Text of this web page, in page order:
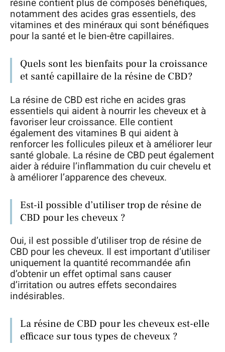
résine contient plus de composés bénéfiques,
notamment des acides gras essentiels, des
vitamines et des minéraux qui sont bénéfiques
pour la santé et le bien-être capillaires.
Quels sont les bienfaits pour la croissance
et santé capillaire de la résine de CBD?
La résine de CBD est riche en acides gras
essentiels qui aident à nourrir les cheveux et à
favoriser leur croissance. Elle contient
également des vitamines B qui aident à
renforcer les follicules pileux et à améliorer leur
santé globale. La résine de CBD peut également
aider à réduire l’inflammation du cuir chevelu et
à améliorer l’apparence des cheveux.
Est-il possible d’utiliser trop de résine de
CBD pour les cheveux ?
Oui, il est possible d’utiliser trop de résine de
CBD pour les cheveux. Il est important d’utiliser
uniquement la quantité recommandée afin
d’obtenir un effet optimal sans causer
d’irritation ou autres effets secondaires
indésirables.
La résine de CBD pour les cheveux est-elle
efficace sur tous types de cheveux ?